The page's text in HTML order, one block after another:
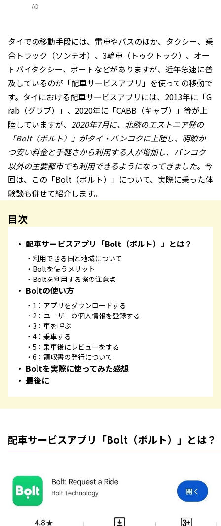
AD
タイでの移動手段には、電車やバスのほか、タクシー、乗
合トラック（ソンテオ）、3輪車（トゥクトゥク）、オー
トバイタクシー、ボートなどがありますが、近年急速に普
及しているのが「配車サービスアプリ」を使っての移動で
す。タイにおける配車サービスアプリには、2013年に「G
rab（グラブ）」、2020年に「CABB（キャブ）」等が上
陸していますが、 2020年7月に、北欧のエストニア発の
「Bolt（ボルト）」がタイ・バンコクに上陸し、明瞭か
つ安い料金と手軽さから利用する人が増加し、バンコク
以外の主要都市でも利用できるようになってきました。今
回は、この「Bolt（ボルト）」について、実際に乗った体
験談も併せて紹介します。
目次
配車サービスアプリ「Bolt（ボルト）」とは？
利用できる国と地域について
Boltを使うメリット
Boltを利用する際の注意点
Boltの使い方
1：アプリをダウンロードする
2：ユーザーの個人情報を登録する
3：車を呼ぶ
4：乗車する
5：乗車後にレビューをする
6：領収書の発行について
Boltを実際に使ってみた感想
最後に
配車サービスアプリ「Bolt（ボルト）」とは？